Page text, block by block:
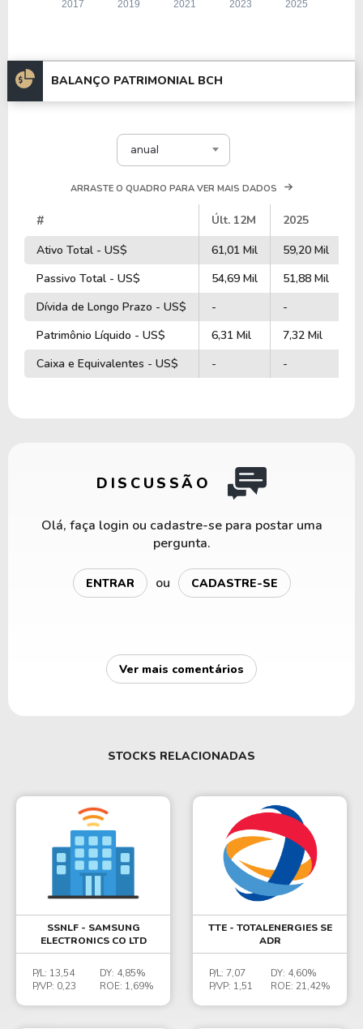
BALANÇO PATRIMONIAL BCH
anual
ARRASTE O QUADRO PARA VER MAIS DADOS
# Últ. 12M 2025
Ativo Total - US$
61,01 Mil 59,20 Mil
Passivo Total - US$
54,69 Mil 51,88 Mil
Dívida de Longo Prazo - US$
- -
Patrimônio Líquido - US$
6,31 Mil 7,32 Mil
Caixa e Equivalentes - US$
- -
DISCUSSÃO
Olá, faça login ou cadastre-se para postar uma
pergunta.
ENTRAR ou CADASTRE-SE
Ver mais comentários
STOCKS RELACIONADAS
SSNLF - SAMSUNG
ELECTRONICS CO LTD
P/L: 13,54
P/VP: 0,23
DY: 4,85%
ROE: 1,69%
TTE - TOTALENERGIES SE
ADR
P/L: 7,07
P/VP: 1,51
DY: 4,60%
ROE: 21,42%